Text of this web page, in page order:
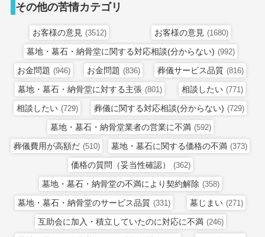
その他の苦情カテゴリ
お客様の意見 (3512) お客様の意見 (1680)
墓地・墓石・納骨堂に関する対応相談(分からない) (992)
お金問題 (946) お金問題 (836) 葬儀サービス品質 (816)
墓地・墓石・納骨堂に対する主張 (801) 相談したい (771)
相談したい (729) 葬儀に関する対応相談(分からない) (729)
墓地・墓石・納骨堂業者の営業に不満 (592)
葬儀費用が高額だ (510) 墓地・墓石に関する価格の不満 (373)
価格の質問（妥当性確認） (362)
墓地・墓石・納骨堂の不満により契約解除 (358)
墓地・墓石・納骨堂のサービス品質 (331) 墓じまい (271)
互助会に加入・積立していたのに対応に不満 (246)